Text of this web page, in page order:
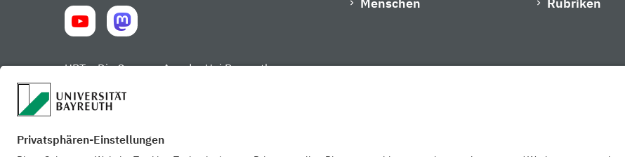
UBT – Die Campus-App der Uni Bayreuth